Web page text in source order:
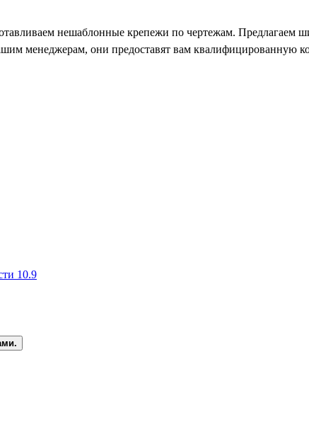
нешаблонные крепежи по чертежам. Предлагаем
менеджерам, они предоставят вам квалифицированную
10.9